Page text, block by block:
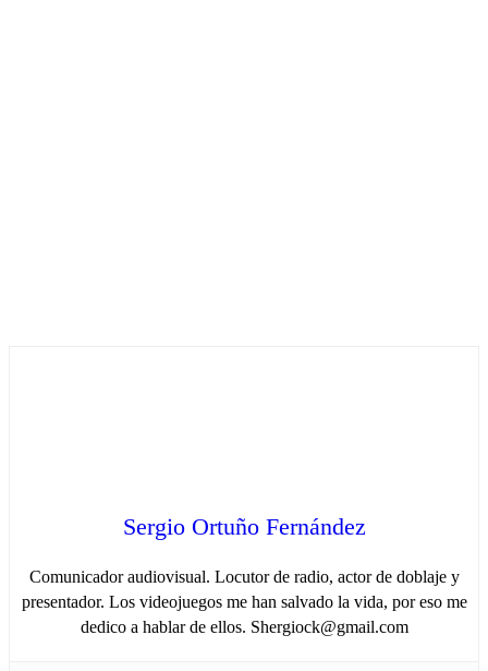
Sergio Ortuño Fernández
Comunicador audiovisual. Locutor de radio, actor de doblaje y
presentador. Los videojuegos me han salvado la vida, por eso me
dedico a hablar de ellos. Shergiock@gmail.com